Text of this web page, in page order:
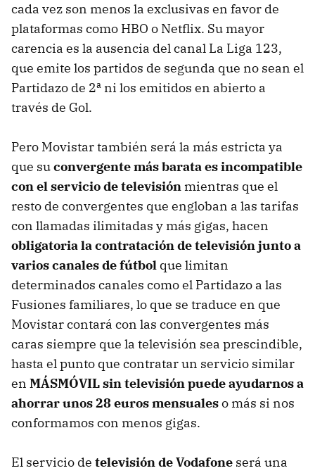
cada vez son menos la exclusivas en favor de
plataformas como HBO o Netflix. Su mayor
carencia es la ausencia del canal La Liga 123,
que emite los partidos de segunda que no sean el
Partidazo de 2ª ni los emitidos en abierto a
través de Gol.
Pero Movistar también será la más estricta ya
que suconvergente más barata es incompatible
con el servicio de televisión mientras que el
resto de convergentes que engloban a las tarifas
con llamadas ilimitadas y más gigas, hacen
obligatoria la contratación de televisión junto a
varios canales de fútbol que limitan
determinados canales como el Partidazo a las
Fusiones familiares, lo que se traduce en que
Movistar contará con las convergentes más
caras siempre que la televisión sea prescindible,
hasta el punto que contratar un servicio similar
en MÁSMÓVIL sin televisión puede ayudarnos a
ahorrar unos 28 euros mensualeso más si nos
conformamos con menos gigas.
El servicio de televisión de Vodafone será una